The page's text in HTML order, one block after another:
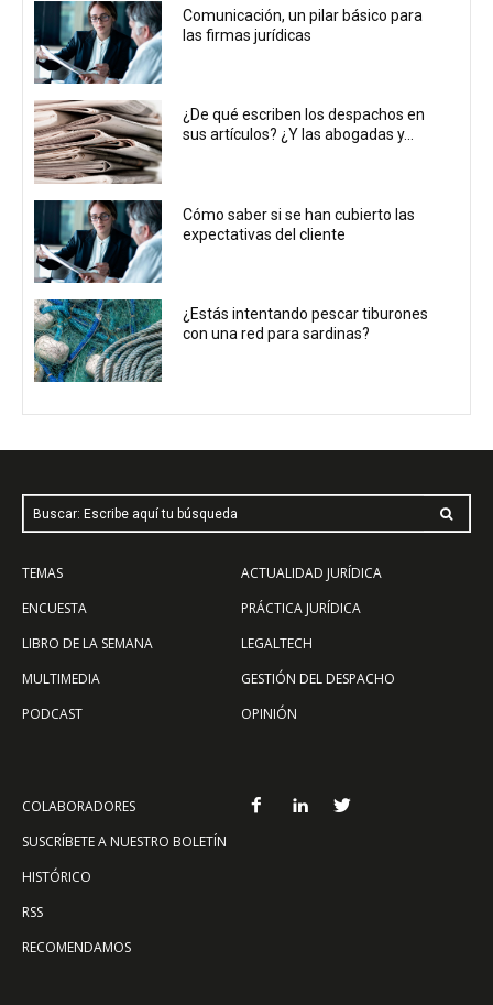
Comunicación, un pilar básico para
las firmas jurídicas
¿De qué escriben los despachos en
sus artículos? ¿Y las abogadas y...
Cómo saber si se han cubierto las
expectativas del cliente
¿Estás intentando pescar tiburones
con una red para sardinas?
Buscar: Escribe aquí tu búsqueda
TEMAS
ENCUESTA
LIBRO DE LA SEMANA
MULTIMEDIA
PODCAST
ACTUALIDAD JURÍDICA
PRÁCTICA JURÍDICA
LEGALTECH
GESTIÓN DEL DESPACHO
OPINIÓN
COLABORADORES
SUSCRÍBETE A NUESTRO BOLETÍN
HISTÓRICO
RSS
RECOMENDAMOS